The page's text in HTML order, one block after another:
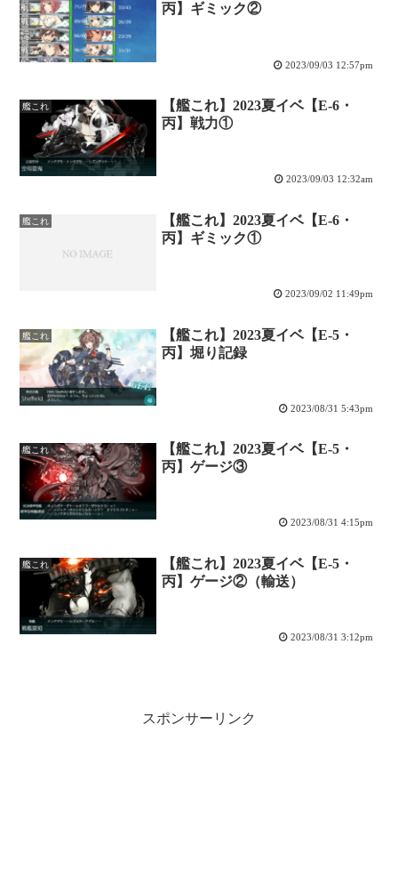
丙】ギミック②
2023/09/03 12:57pm
艦これ
【艦これ】2023夏イベ【E-6・
丙】戦力①
2023/09/03 12:32am
艦これ
【艦これ】2023夏イベ【E-6・
丙】ギミック①
2023/09/02 11:49pm
艦これ
【艦これ】2023夏イベ【E-5・
丙】堀り記録
2023/08/31 5:43pm
艦これ
【艦これ】2023夏イベ【E-5・
丙】ゲージ③
2023/08/31 4:15pm
艦これ
【艦これ】2023夏イベ【E-5・
丙】ゲージ②（輸送）
2023/08/31 3:12pm
スポンサーリンク